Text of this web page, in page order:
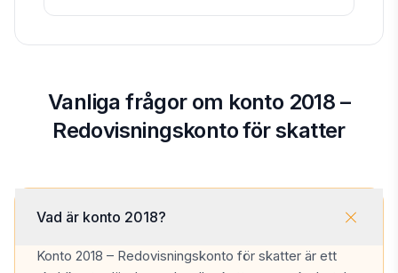
Vanliga frågor om konto 2018 –
Redovisningskonto för skatter
Vad är konto 2018?
Konto 2018 – Redovisningskonto för skatter är ett